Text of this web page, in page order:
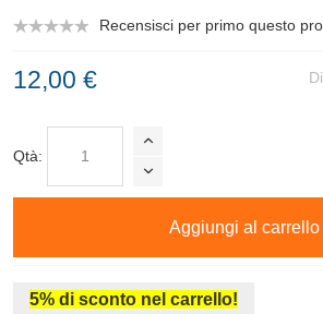
Recensisci per primo questo
12,00 €
Qtà:
Aggiungi al carrello
5% di sconto nel carrello!